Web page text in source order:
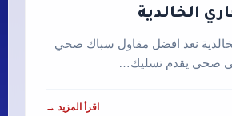
الخالدية
نعد افضل مقاول سباك صحي
صحي يقدم تسليك…
اقرأ المزيد →